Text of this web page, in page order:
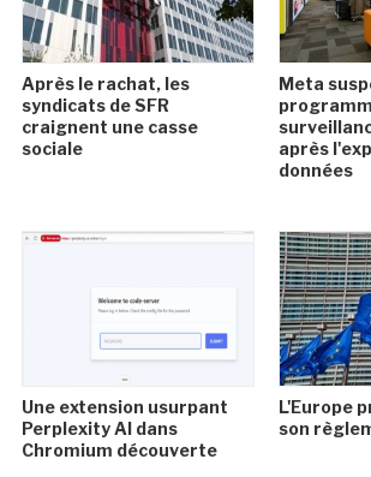
Après le rachat, les
syndicats de SFR
craignent une casse
sociale
Meta
après
données
Une extension usurpant
Perplexity AI dans
Chromium découverte
L'Europe
son